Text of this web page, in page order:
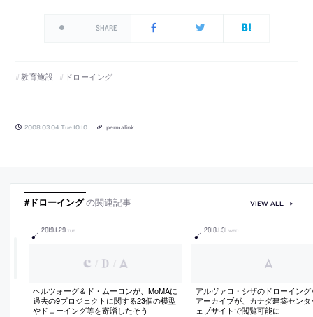
SHARE
教育施設 ドローイング
2008.03.04 Tue 10:10 permalink
#ドローイングの関連記事
2019.1 29 TUE
ヘルツォーグ＆ド・ムーロンが、MoMAに
過去の9プロジェクトに関する23個の模型
やドローイング等を寄贈したそう
2018.1 31 WED
アルヴァロ・シザのドローイング
アーカイブが、カナダ建築センタ
ェブサイトで閲覧可能に
VIEW ALL